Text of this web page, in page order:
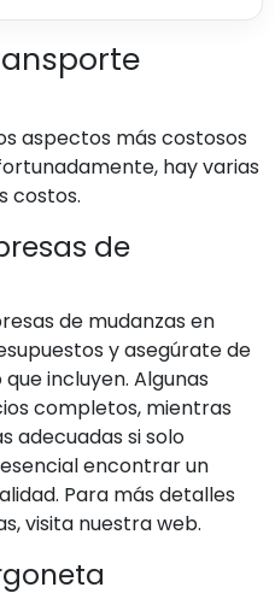
aspectos más costosos
hay varias
costos.
de
de mudanzas en
y asegúrate de
incluyen. Algunas
completos, mientras
adecuadas si solo
encontrar un
Para más detalles
visita nuestra web.